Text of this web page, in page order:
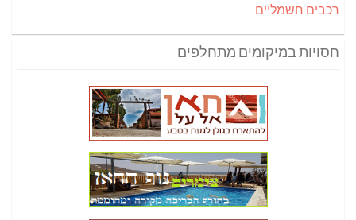
רכבים חשמליים
חסויות במיקומים מתחלפים